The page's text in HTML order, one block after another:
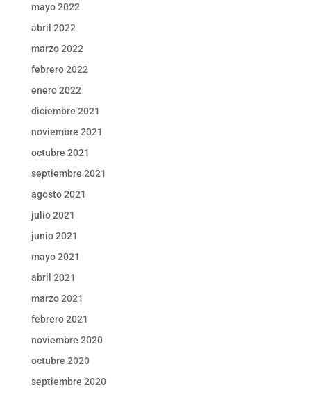
mayo 2022
abril 2022
marzo 2022
febrero 2022
enero 2022
diciembre 2021
noviembre 2021
octubre 2021
septiembre 2021
agosto 2021
julio 2021
junio 2021
mayo 2021
abril 2021
marzo 2021
febrero 2021
noviembre 2020
octubre 2020
septiembre 2020